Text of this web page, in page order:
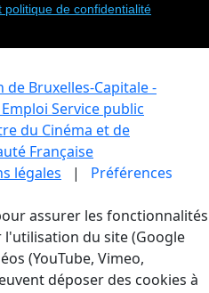
de confidentialité
de Bruxelles-Capitale -
Service public
du Cinéma et de
Française
légales | Préférences
assurer les fonctionnalités
l'utilisation du site (Google
(YouTube, Vimeo,
déposer des cookies à